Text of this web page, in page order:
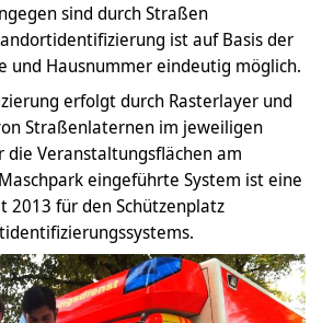
sind durch Straßen
ist auf Basis der
und Hausnummer eindeutig möglich.
erfolgt durch Rasterlayer und
Straßenlaternen im jeweiligen
die Veranstaltungsflächen am
eingeführte System ist eine
2013 für den Schützenplatz